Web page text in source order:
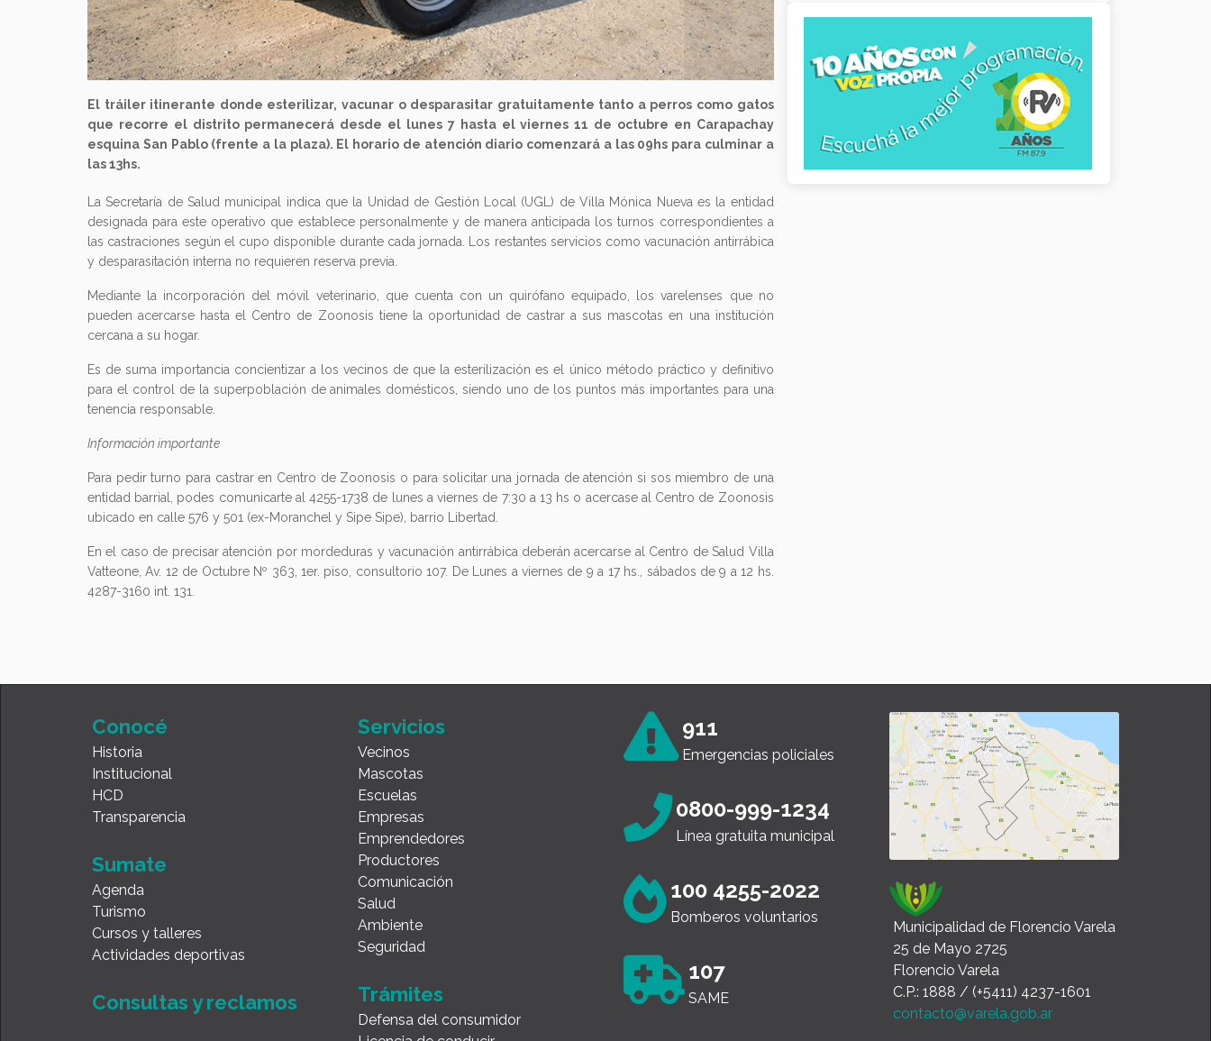
El tráiler itinerante donde esterilizar, vacunar o desparasitar gratuitamente tanto a perros como gatos
que recorre el distrito permanecerá desde el lunes 7 hasta el viernes 11 de octubre en Carapachay
esquina San Pablo (frente a la plaza). El horario de atención diario comenzará a las 09hs para culminar a
las 13hs.
La Secretaría de Salud municipal indica que la Unidad de Gestión Local (UGL) de Villa Mónica Nueva es la entidad
designada para este operativo que establece personalmente y de manera anticipada los turnos correspondientes a
las castraciones según el cupo disponible durante cada jornada. Los restantes servicios como vacunación antirrábica
y desparasitación interna no requieren reserva previa.
Mediante la incorporación del móvil veterinario, que cuenta con un quirófano equipado, los varelenses que no
pueden acercarse hasta el Centro de Zoonosis tiene la oportunidad de castrar a sus mascotas en una institución
cercana a su hogar.
Es de suma importancia concientizar a los vecinos de que la esterilización es el único método práctico y definitivo
para el control de la superpoblación de animales domésticos, siendo uno de los puntos más importantes para una
tenencia responsable.
Información importante
Para pedir turno para castrar en Centro de Zoonosis o para solicitar una jornada de atención si sos miembro de una
entidad barrial, podes comunicarte al 4255-1738 de lunes a viernes de 7:30 a 13 hs o acercase al Centro de Zoonosis
ubicado en calle 576 y 501 (ex-Moranchel y Sipe Sipe), barrio Libertad.
En el caso de precisar atención por mordeduras y vacunación antirrábica deberán acercarse al Centro de Salud Villa
Vatteone, Av. 12 de Octubre Nº 363, 1er. piso, consultorio 107. De Lunes a viernes de 9 a 17 hs., sábados de 9 a 12 hs.
4287-3160 int. 131.
Conocé
Historia
Institucional
HCD
Transparencia
Sumate
Agenda
Turismo
Cursos y talleres
Actividades deportivas
Consultas y reclamos
Servicios
Vecinos
Mascotas
Escuelas
Empresas
Emprendedores
Productores
Comunicación
Salud
Ambiente
Seguridad
Trámites
Defensa del consumidor
911
Emergencias policiales
0800-999-1234
Línea gratuita municipal
100 4255-2022
Bomberos voluntarios
107
SAME
Municipalidad de Florencio Varela
25 de Mayo 2725
Florencio Varela
C.P.: 1888 / (+5411) 4237-1601
contacto@varela.gob.ar